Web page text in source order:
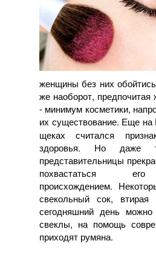
женщины без них
же наоборот, предпочитая
- минимум косметики,
их существование. Еще на
щеках считался
здоровья. Но даже
представительницы
похвастаться
происхождением.
свекольный сок,
сегодняшний день
свеклы, на помощь
приходят румяна.